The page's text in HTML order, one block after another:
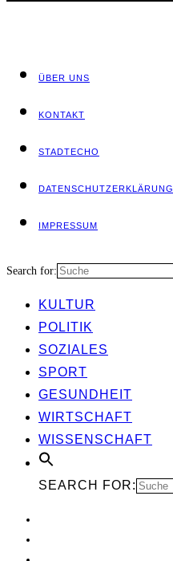
ÜBER UNS
KON­TAKT
STADT­ECHO
DATEN­SCHUTZ­ER­KLÄ­RUNG
IMPRES­SUM
Search for:
KUL­TUR
POLI­TIK
SOZIA­LES
SPORT
GESUND­HEIT
WIRT­SCHAFT
WIS­SEN­SCHAFT
SEARCH FOR: